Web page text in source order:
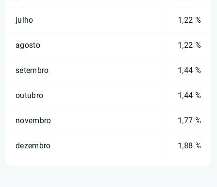
julho 1,22 %
agosto 1,22 %
setembro 1,44 %
outubro 1,44 %
novembro 1,77 %
dezembro 1,88 %